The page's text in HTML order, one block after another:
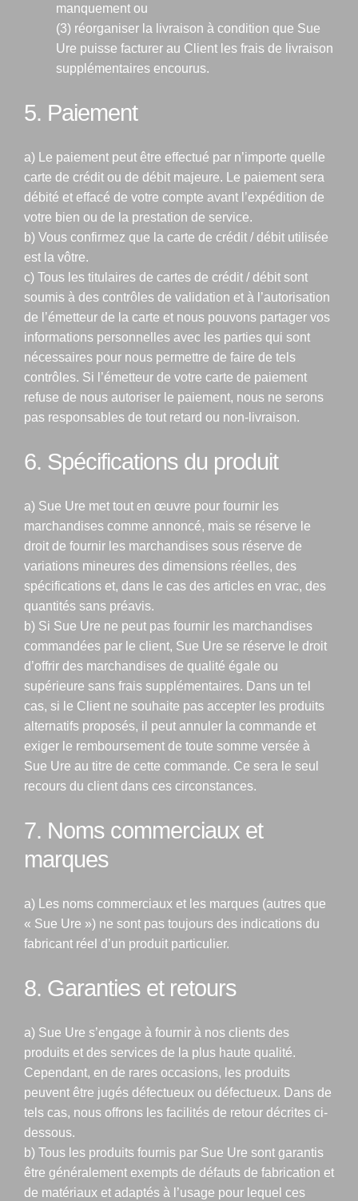
manquement ou
(3) réorganiser la livraison à condition que Sue
Ure puisse facturer au Client les frais de livraison
supplémentaires encourus.
5. Paiement
a) Le paiement peut être effectué par n’importe quelle
carte de crédit ou de débit majeure. Le paiement sera
débité et effacé de votre compte avant l’expédition de
votre bien ou de la prestation de service.
b) Vous confirmez que la carte de crédit / débit utilisée
est la vôtre.
c) Tous les titulaires de cartes de crédit / débit sont
soumis à des contrôles de validation et à l’autorisation
de l’émetteur de la carte et nous pouvons partager vos
informations personnelles avec les parties qui sont
nécessaires pour nous permettre de faire de tels
contrôles. Si l’émetteur de votre carte de paiement
refuse de nous autoriser le paiement, nous ne serons
pas responsables de tout retard ou non-livraison.
6. Spécifications du produit
a) Sue Ure met tout en œuvre pour fournir les
marchandises comme annoncé, mais se réserve le
droit de fournir les marchandises sous réserve de
variations mineures des dimensions réelles, des
spécifications et, dans le cas des articles en vrac, des
quantités sans préavis.
b) Si Sue Ure ne peut pas fournir les marchandises
commandées par le client, Sue Ure se réserve le droit
d’offrir des marchandises de qualité égale ou
supérieure sans frais supplémentaires. Dans un tel
cas, si le Client ne souhaite pas accepter les produits
alternatifs proposés, il peut annuler la commande et
exiger le remboursement de toute somme versée à
Sue Ure au titre de cette commande. Ce sera le seul
recours du client dans ces circonstances.
7. Noms commerciaux et
marques
a) Les noms commerciaux et les marques (autres que
« Sue Ure ») ne sont pas toujours des indications du
fabricant réel d’un produit particulier.
8. Garanties et retours
a) Sue Ure s’engage à fournir à nos clients des
produits et des services de la plus haute qualité.
Cependant, en de rares occasions, les produits
peuvent être jugés défectueux ou défectueux. Dans de
tels cas, nous offrons les facilités de retour décrites ci-
dessous.
b) Tous les produits fournis par Sue Ure sont garantis
être généralement exempts de défauts de fabrication et
de matériaux et adaptés à l’usage pour lequel ces